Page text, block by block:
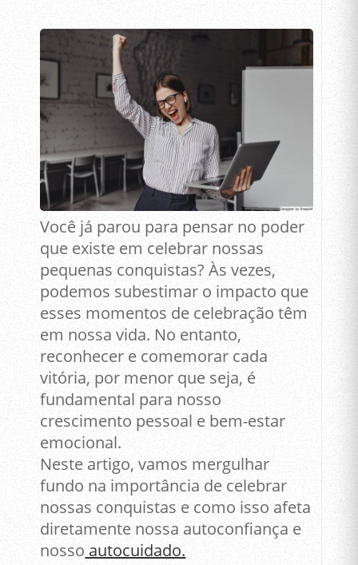
Você já parou para pensar no poder
que existe em celebrar nossas
pequenas conquistas? Às vezes,
podemos subestimar o impacto que
esses momentos de celebração têm
em nossa vida. No entanto,
reconhecer e comemorar cada
vitória, por menor que seja, é
fundamental para nosso
crescimento pessoal e bem-estar
emocional.
Neste artigo, vamos mergulhar
fundo na importância de celebrar
nossas conquistas e como isso afeta
diretamente nossa autoconfiança e
nosso autocuidado.